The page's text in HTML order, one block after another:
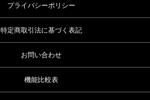
プライバシーポリシー
特定商取引法に基づく表記
お問い合わせ
機能比較表